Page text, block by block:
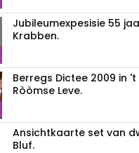
Jubileumexpesisie 55
Krabben.
Berregs Dictee 2009 in
Ròòmse Leve.
Ansichtkaarte set van
Bluf.